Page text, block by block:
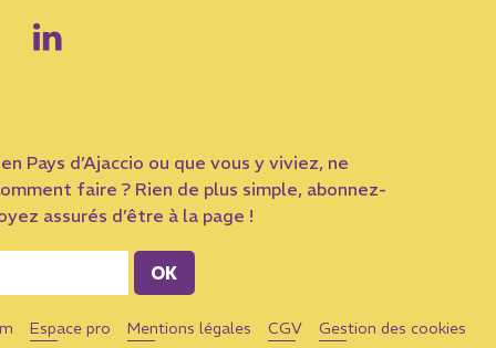
Pays d’Ajaccio ou que vous y viviez, ne
faire ? Rien de plus simple, abonnez-
assurés d’être à la page !
Espace pro Mentions légales CGV Gestion des cookies